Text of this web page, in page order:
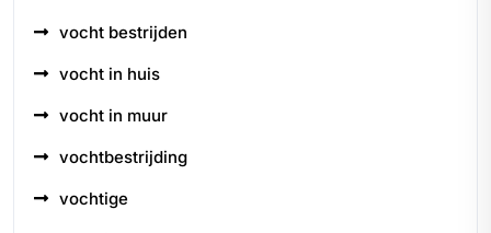
vocht bestrijden
vocht in huis
vocht in muur
vochtbestrijding
vochtige